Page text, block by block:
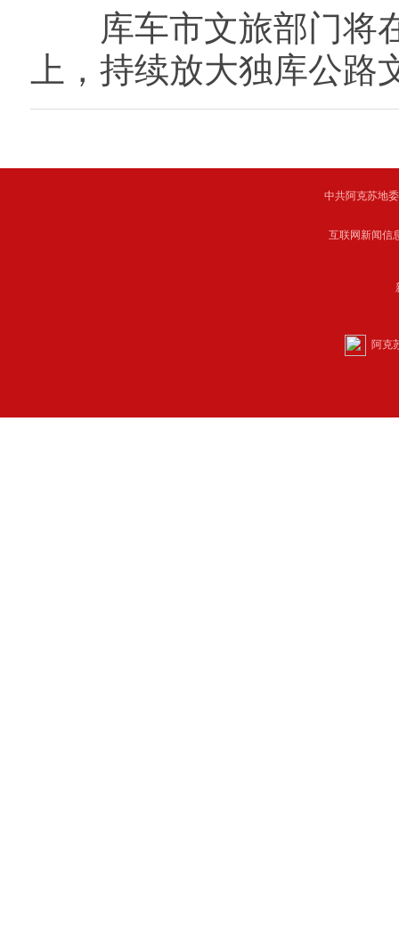
库车市文旅部门将在
上，持续放大独库公
中共阿克苏地
互联网新闻
阿克